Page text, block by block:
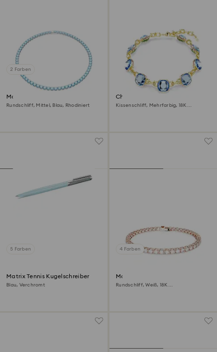
2 Farben
Matrix Tennis Halskette
Rundschliff, Mittel, Blau, Rhodiniert
Chroma Tennis Halskette
Kissenschliff, Mehrfarbig, 18K
5 Farben
Matrix Tennis Kugelschreiber
Blau, Verchromt
4 Farben
Matrix Tennis Armband
Rundschliff, Weiß, 18K